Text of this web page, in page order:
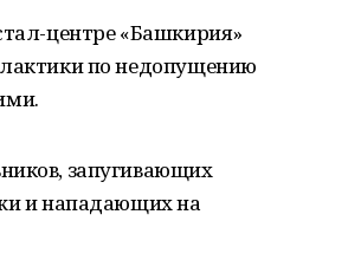
центре «Башкирия»
по недопущению
запугивающих
и нападающих на